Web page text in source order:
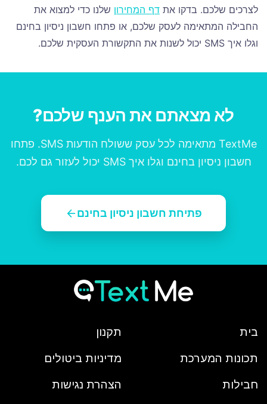
לצרכים שלכם. בדקו את דף המחירון שלנו כדי למצוא את
החבילה המתאימה לעסק שלכם, או פתחו חשבון ניסיון בחינם
וגלו איך SMS יכול לשנות את התקשורת העסקית שלכם.
לא מצאתם את הענף שלכם?
TextMe מתאימה לכל עסק ששולח הודעות SMS. פתחו
חשבון ניסיון בחינם וגלו איך SMS יכול לעזור גם לכם.
פתיחת חשבון ניסיון בחינםarrow_back
בית
תכונות המערכת
חבילות
תקנון
מדיניות ביטולים
הצהרת נגישות